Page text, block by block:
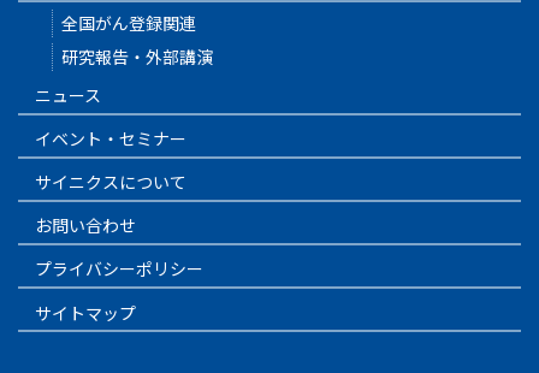
全国がん登録関連
研究報告・外部講演
ニュース
イベント・セミナー
サイニクスについて
お問い合わせ
プライバシーポリシー
サイトマップ